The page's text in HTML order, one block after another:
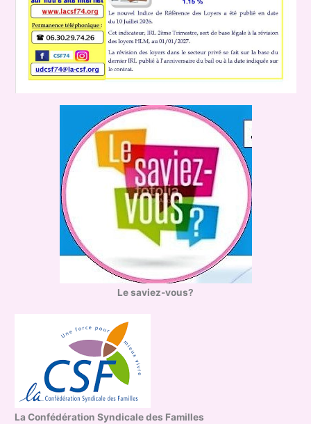
Le saviez-vous?
La Confédération Syndicale des Familles